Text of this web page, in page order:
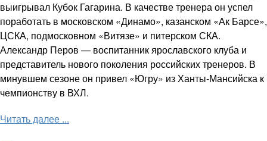
выигрывал Кубок Гагарина. В качестве тренера он успел
поработать в московском «Динамо», казанском «Ак Барсе»,
ЦСКА, подмосковном «Витязе» и питерском СКА.
Александр Перов — воспитанник ярославского клуба и
представитель нового поколения российских тренеров. В
минувшем сезоне он привел «Югру» из Ханты-Мансийска к
чемпионству в ВХЛ.
Читать далее ...